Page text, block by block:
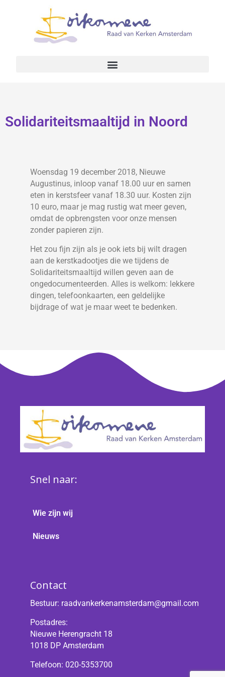
Solidariteitsmaaltijd in Noord
Woensdag 19 december 2018, Nieuwe
Augustinus, inloop vanaf 18.00 uur en samen
eten in kerstsfeer vanaf 18.30 uur. Kosten zijn
10 euro, maar je mag rustig wat meer geven,
omdat de opbrengsten voor onze mensen
zonder papieren zijn.
Het zou fijn zijn als je ook iets bij wilt dragen
aan de kerstkadootjes die we tijdens de
Solidariteitsmaaltijd willen geven aan de
ongedocumenteerden. Alles is welkom: lekkere
dingen, telefoonkaarten, een geldelijke
bijdrage of wat je maar weet te bedenken.
Snel naar:
Wie zijn wij
Nieuws
Contact
Bestuur: raadvankerkenamsterdam@gmail.com
Postadres:
Nieuwe Herengracht 18
1018 DP Amsterdam
Telefoon: 020-5353700